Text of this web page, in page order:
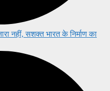
नहीं, सशक्त भारत के निर्माण का